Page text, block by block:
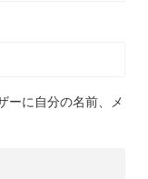
ーに自分の名前、メ